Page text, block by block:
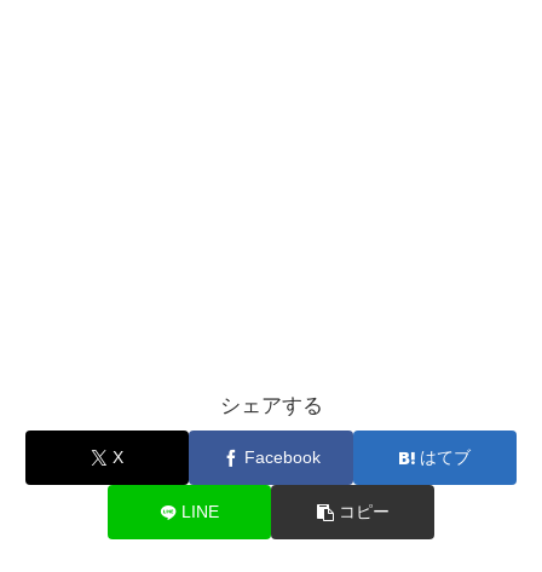
シェアする
X Facebook はてブ
LINE コピー